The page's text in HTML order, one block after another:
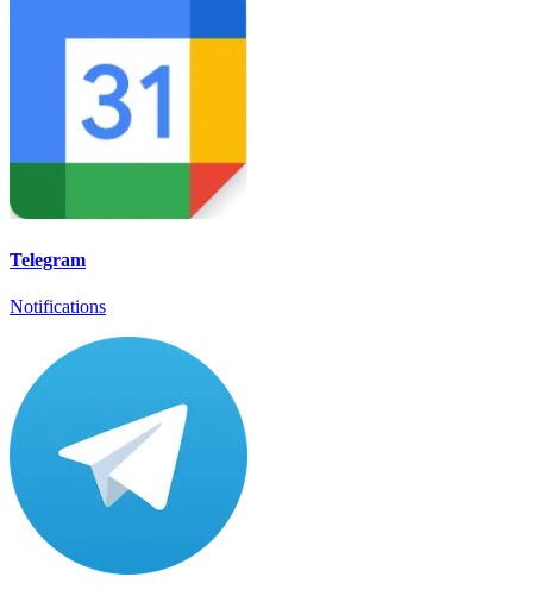
Telegram
Notifications